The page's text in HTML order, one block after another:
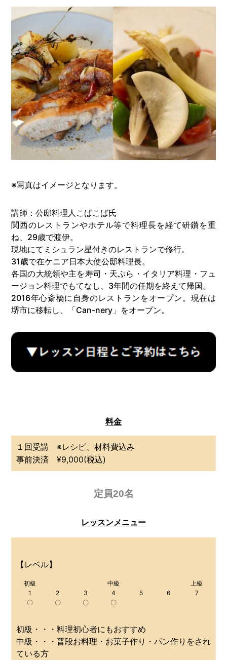
※写真はイメージとなります。
講師：公邸料理人こばこば氏
関西のレストランやホテル等で料理長を経て研鑽を重
ね、29歳で渡伊。
現地にてミシュラン星付きのレストランで修行。
31歳で在ケニア日本大使公邸料理長。
各国の大統領や主を寿司・天ぷら・イタリア料理・フュ
ージョン料理でもてなし、3年間の任期を終えて帰国。
2016年心斎橋に自身のレストランをオープン。現在は
堺市に移転し、「Can-nery」をオープン。
料金
１回受講 ※レシピ、材料費込み
事前決済 ¥9,000(税込)
定員20名
レッスンメニュー
【レベル】
初級 中級
上級
1
2 3 4 5 6
7
〇
〇 〇 〇
初級・・・料理初心者にもおすすめ
中級・・・普段お料理・お菓子作り・パン作りをされ
ている方